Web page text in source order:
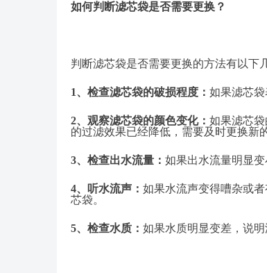
如何判断滤芯袋是否需要更换 ？
判断滤芯袋是否需要更换的方法有以下
1、 检查滤芯袋的破损程度： 如果滤芯袋
2、 观察滤芯袋的颜色变化： 如果滤芯
的过滤效果已经降低，需要及时更换新
3、 检查出水流量： 如果出水流量明显
4、 听水流声： 如果水流声变得嘈杂或
芯袋。
5、 检查水质： 如果水质明显变差，说